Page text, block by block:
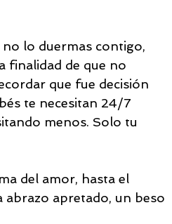
lo duermas contigo,
finalidad de que no
que fue decisión
te necesitan 24/7
menos. Solo tu
del amor, hasta el
abrazo apretado, un beso